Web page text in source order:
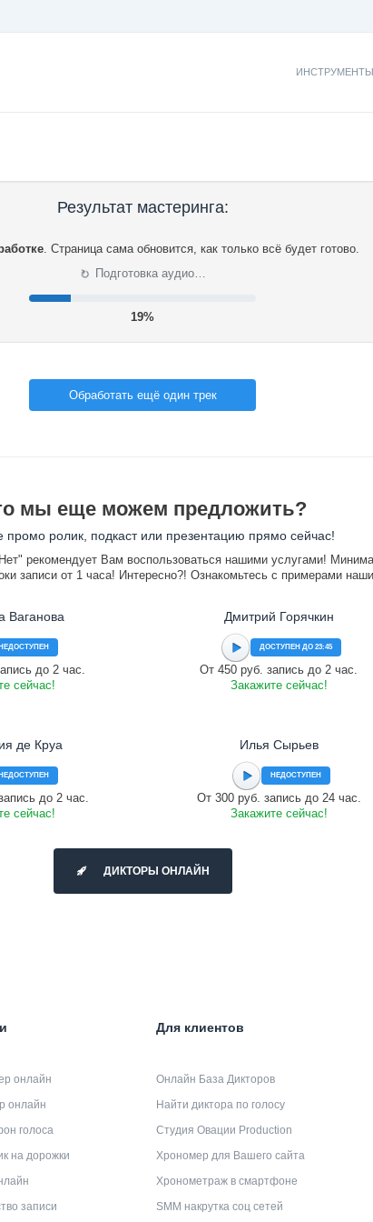
ИНСТРУМЕНТЫ
Результат мастеринга:
. Страница сама обновится, как только всё будет готово.
⟳ Подготовка аудио…
19%
Обработать ещё один трек
мы еще можем предложить?
промо ролик, подкаст или презентацию прямо сейчас!
рекомендует Вам воспользоваться нашими услугами!
записи от 1 часа! Интересно?! Ознакомьтесь с примерами
Ваганова
НЕДОСТУПЕН
до 2 час.
сейчас!
Дмитрий Горячкин
ДОСТУПЕН ДО 23:45
От 450 руб. запись до 2 час.
Закажите сейчас!
де Круа
НЕДОСТУПЕН
до 2 час.
сейчас!
Илья Сырьев
НЕДОСТУПЕН
От 300 руб. запись до 24 час.
Закажите сейчас!
ДИКТОРЫ ОНЛАЙН
онлайн
онлайн
голоса
на дорожки
записи
Для клиентов
Онлайн База Дикторов
Найти диктора по голосу
Студия Овации Production
Хрономер для Вашего сайта
Хронометраж в смартфоне
SMM накрутка соц сетей